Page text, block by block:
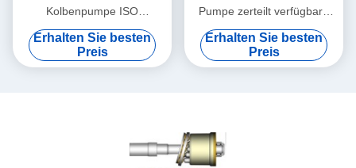
Kolbenpumpe ISO
unterschiedliche Größe
PV21 PV27 PV18 PV90R130
Erhalten Sie besten
Preis
Pumpe zerteilt verfügbare
Hochleistung JRR045
JRR075 JRR051B
Erhalten Sie besten
Preis